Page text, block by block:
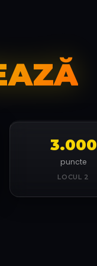
3.000
puncte
LOCUL 2